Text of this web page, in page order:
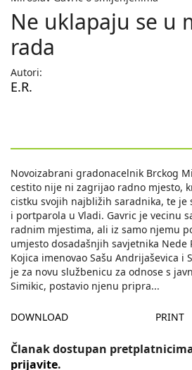
Ne uklapaju se u
rada
Autori:
E.R.
Novoizabrani gradonacelnik Brckog
cestito nije ni zagrijao radno mjesto,
cistku svojih najbližih saradnika, te je
i portparola u Vladi. Gavric je vecinu
radnim mjestima, ali iz samo njemu
umjesto dosadašnjih savjetnika Nede
Kojica imenovao Sašu Andrijaševica i
je za novu službenicu za odnose s
Simikic, postavio njenu pripra...
DOWNLOAD PRINT
Članak dostupan
prijavite.